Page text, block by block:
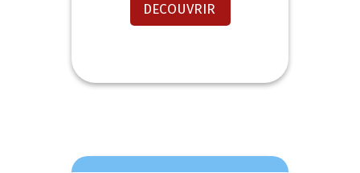
DECOUVRIR